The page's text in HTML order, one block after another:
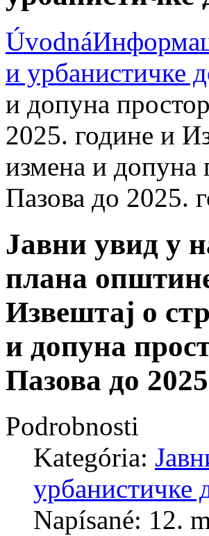
Úvodná
и урбанистичке
и допуна
2025. године и
измена и допуна
Пазова до 2025.
Јавни увид у
плана
Извештај о
и допуна
Пазова до
Podrobnosti
Kategória:
урбанистичке
Napísané: 12.